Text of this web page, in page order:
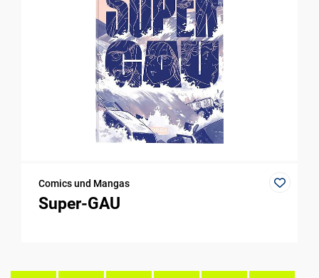
Comics und Mangas
Super-GAU